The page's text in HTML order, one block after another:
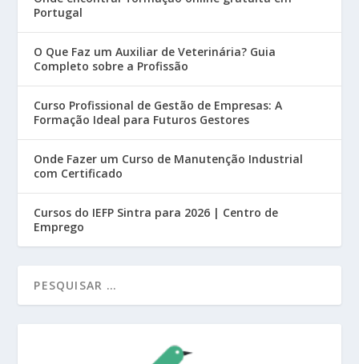
Portugal
O Que Faz um Auxiliar de Veterinária? Guia
Completo sobre a Profissão
Curso Profissional de Gestão de Empresas: A
Formação Ideal para Futuros Gestores
Onde Fazer um Curso de Manutenção Industrial
com Certificado
Cursos do IEFP Sintra para 2026 | Centro de
Emprego